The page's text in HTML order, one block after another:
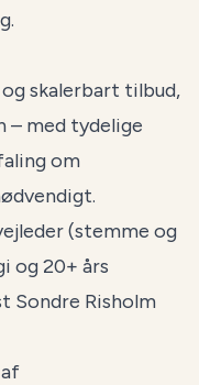
skalerbart tilbud,
– med tydelige
om
(stemme og
og 20+ års
Sondre Risholm